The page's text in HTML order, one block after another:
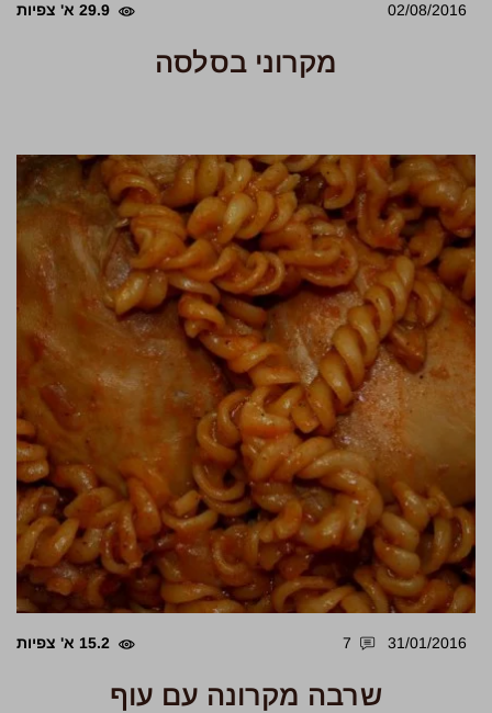
02/08/2016 29.9 א' צפיות
מקרוני בסלסה
31/01/2016
7 15.2 א' צפיות
שרבה מקרונה עם עוף